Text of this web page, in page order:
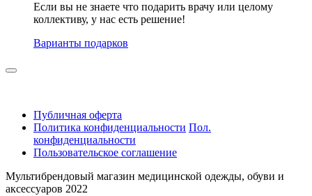
Если вы не знаете что подарить врачу или целому
коллективу, у нас есть решение!
Варианты подарков
Публичная оферта
Политика конфиденциальности Пол.
конфиденциальности
Пользовательское соглашение
Мультибрендовый магазин медицинской одежды, обуви и
аксессуаров 2022